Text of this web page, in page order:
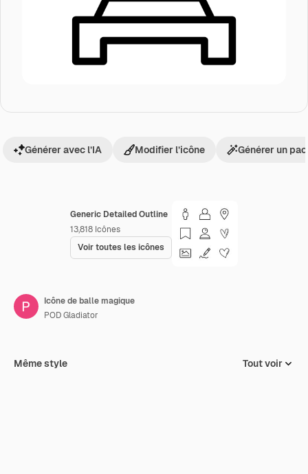
Generic Detailed Outline
13,818 Icônes
Voir toutes les icônes
Générer avec l’IA Modifier l’icône Générer un
Icône de balle magique
POD Gladiator
Même style Tout voir